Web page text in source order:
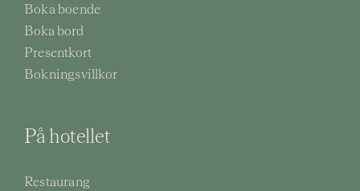
Boka boende
Boka bord
Presentkort
Bokningsvillkor
På hotellet
Restaurang